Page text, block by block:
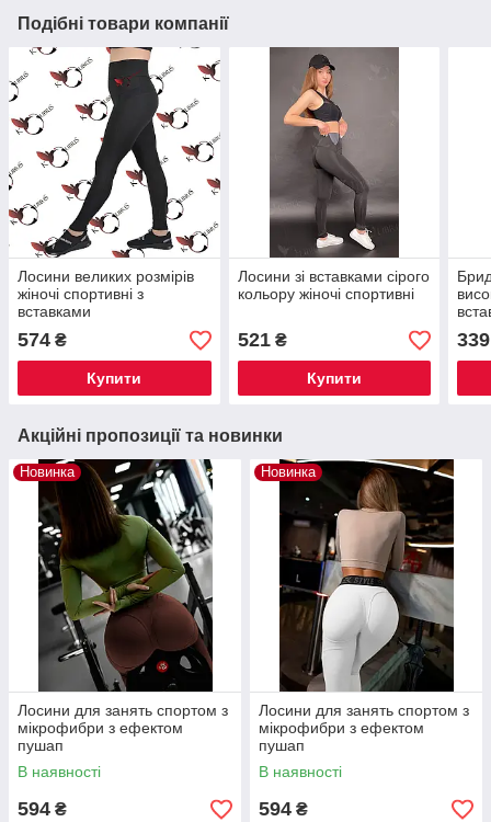
Подібні товари компанії
Лосини великих розмірів
жіночі спортивні з
вставками
574 ₴
Купити
Лосини зі вставками сірого
кольору жіночі спортивні
521₴
Купити
339
Акційні пропозиції та новинки
Новинка
Лосини для занять спортом з
мікрофибри з ефектом
пушап
В наявності
594 ₴
Новинка
Лосини для занять спортом з
мікрофибри з ефектом
пушап
В наявності
594 ₴